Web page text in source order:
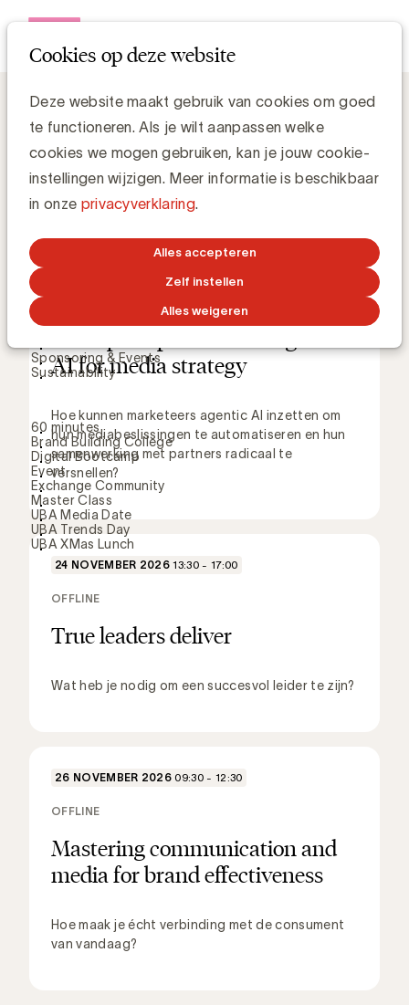
Cookies op deze website
Deze website maakt gebruik van cookies om goed
te functioneren. Als je wilt aanpassen welke
cookies we mogen gebruiken, kan je jouw cookie-
instellingen wijzigen. Meer informatie is beschikbaar
in onze privacyverklaring.
Alles accepteren
Zelf instellen
Alles weigeren
AI for media strategy
Hoe kunnen marketeers agentic AI inzetten om
hun mediabeslissingen te automatiseren en hun
samenwerking met partners radicaal te
versnellen?
True leaders deliver
Wat heb je nodig om een succesvol leider te zijn?
24 NOVEMBER 2026 13:30 - 17:00
OFFLINE
Mastering communication and
media for brand effectiveness
Hoe maak je écht verbinding met de consument
van vandaag?
26 NOVEMBER 2026 09:30 - 12:30
OFFLINE
Brand topics
Agency
Artificial Intelligence
Content
Diversity & Inclusion
Media
Research & Insights
Sponsoring & Events
Sustainability
Activities
60 minutes
Brand Building College
Digital Bootcamp
Event
Exchange Community
Master Class
UBA Media Date
UBA Trends Day
UBA XMas Lunch